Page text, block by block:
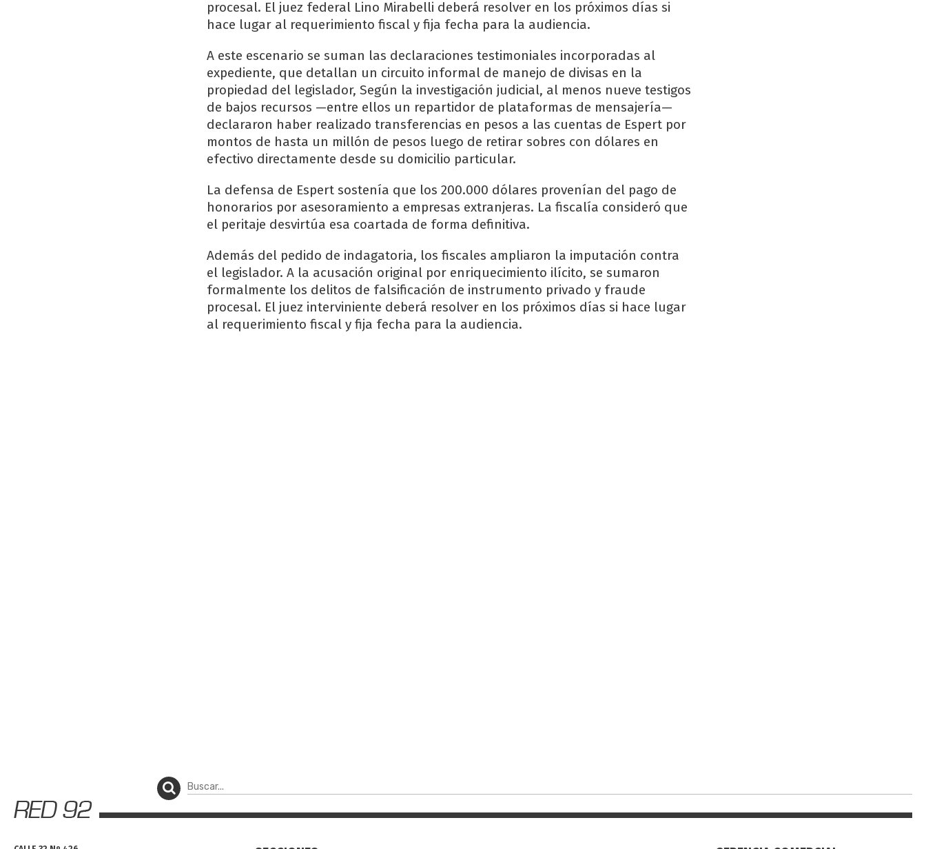
procesal. El juez federal Lino Mirabelli deberá resolver en los próximos días si
hace lugar al requerimiento fiscal y fija fecha para la audiencia.
A este escenario se suman las declaraciones testimoniales incorporadas al
expediente, que detallan un circuito informal de manejo de divisas en la
propiedad del legislador, Según la investigación judicial, al menos nueve testigos
de bajos recursos —entre ellos un repartidor de plataformas de mensajería—
declararon haber realizado transferencias en pesos a las cuentas de Espert por
montos de hasta un millón de pesos luego de retirar sobres con dólares en
efectivo directamente desde su domicilio particular.
La defensa de Espert sostenía que los 200.000 dólares provenían del pago de
honorarios por asesoramiento a empresas extranjeras. La fiscalía consideró que
el peritaje desvirtúa esa coartada de forma definitiva.
Además del pedido de indagatoria, los fiscales ampliaron la imputación contra
el legislador. A la acusación original por enriquecimiento ilícito, se sumaron
formalmente los delitos de falsificación de instrumento privado y fraude
procesal. El juez interviniente deberá resolver en los próximos días si hace lugar
al requerimiento fiscal y fija fecha para la audiencia.